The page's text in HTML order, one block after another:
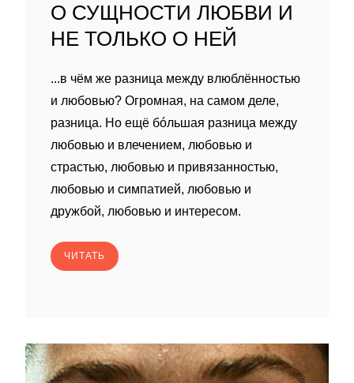
О СУЩНОСТИ ЛЮБВИ И
НЕ ТОЛЬКО О НЕЙ
...в чём же разница между влюблённостью
и любовью? Огромная, на самом деле,
разница. Но ещё бóльшая разница между
любовью и влечением, любовью и
страстью, любовью и привязанностью,
любовью и симпатией, любовью и
дружбой, любовью и интересом.
ЧИТАТЬ